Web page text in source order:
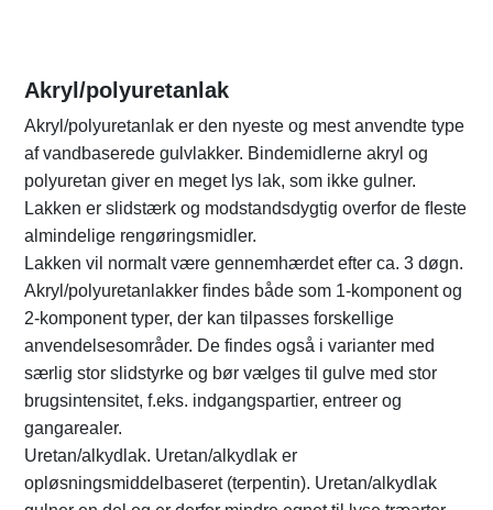
Akryl/polyuretanlak
Akryl/polyuretanlak er den nyeste og mest anvendte type
af vandbaserede gulvlakker. Bindemidlerne akryl og
polyuretan giver en meget lys lak, som ikke gulner.
Lakken er slidstærk og modstandsdygtig overfor de ﬂeste
almindelige rengøringsmidler.
Lakken vil normalt være gennemhærdet efter ca. 3 døgn.
Akryl/polyuretanlakker ﬁndes både som 1-komponent og
2-komponent typer, der kan tilpasses forskellige
anvendelsesområder. De findes også i varianter med
særlig stor slidstyrke og bør vælges til gulve med stor
brugsintensitet, f.eks. indgangspartier, entreer og
gangarealer.
Uretan/alkydlak. Uretan/alkydlak er
opløsningsmiddelbaseret (terpentin). Uretan/alkydlak